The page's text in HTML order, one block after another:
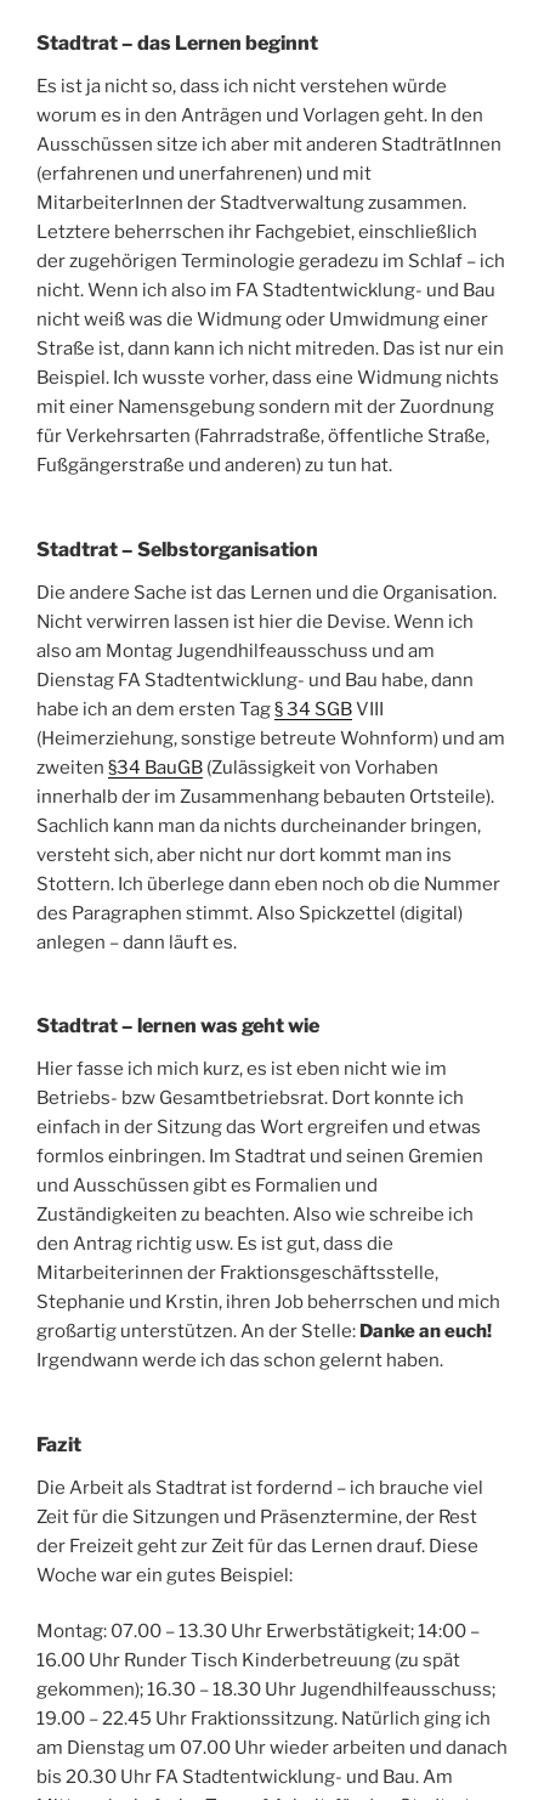
Stadtrat – das Lernen beginnt
Es ist ja nicht so, dass ich nicht verstehen würde
worum es in den Anträgen und Vorlagen geht. In den
Ausschüssen sitze ich aber mit anderen StadträtInnen
(erfahrenen und unerfahrenen) und mit
MitarbeiterInnen der Stadtverwaltung zusammen.
Letztere beherrschen ihr Fachgebiet, einschließlich
der zugehörigen Terminologie geradezu im Schlaf – ich
nicht. Wenn ich also im FA Stadtentwicklung- und Bau
nicht weiß was die Widmung oder Umwidmung einer
Straße ist, dann kann ich nicht mitreden. Das ist nur ein
Beispiel. Ich wusste vorher, dass eine Widmung nichts
mit einer Namensgebung sondern mit der Zuordnung
für Verkehrsarten (Fahrradstraße, öffentliche Straße,
Fußgängerstraße und anderen) zu tun hat.
Stadtrat – Selbstorganisation
Die andere Sache ist das Lernen und die Organisation.
Nicht verwirren lassen ist hier die Devise. Wenn ich
also am Montag Jugendhilfeausschuss und am
Dienstag FA Stadtentwicklung- und Bau habe, dann
habe ich an dem ersten Tag§ 34 SGBVIII
(Heimerziehung, sonstige betreute Wohnform) und am
zweiten §34 BauGB (Zulässigkeit von Vorhaben
innerhalb der im Zusammenhang bebauten Ortsteile).
Sachlich kann man da nichts durcheinander bringen,
versteht sich, aber nicht nur dort kommt man ins
Stottern. Ich überlege dann eben noch ob die Nummer
des Paragraphen stimmt. Also Spickzettel (digital)
anlegen – dann läuft es.
Stadtrat – lernen was geht wie
Hier fasse ich mich kurz, es ist eben nicht wie im
Betriebs- bzw Gesamtbetriebsrat. Dort konnte ich
einfach in der Sitzung das Wort ergreifen und etwas
formlos einbringen. Im Stadtrat und seinen Gremien
und Ausschüssen gibt es Formalien und
Zuständigkeiten zu beachten. Also wie schreibe ich
den Antrag richtig usw. Es ist gut, dass die
Mitarbeiterinnen der Fraktionsgeschäftsstelle,
Stephanie und Krstin, ihren Job beherrschen und mich
großartig unterstützen. An der Stelle: Danke an euch!
Irgendwann werde ich das schon gelernt haben.
Fazit
Die Arbeit als Stadtrat ist fordernd – ich brauche viel
Zeit für die Sitzungen und Präsenztermine, der Rest
der Freizeit geht zur Zeit für das Lernen drauf. Diese
Woche war ein gutes Beispiel:
Montag: 07.00 – 13.30 Uhr Erwerbstätigkeit; 14:00 –
16.00 Uhr Runder Tisch Kinderbetreuung (zu spät
gekommen); 16.30 – 18.30 Uhr Jugendhilfeausschuss;
19.00 – 22.45 Uhr Fraktionssitzung. Natürlich ging ich
am Dienstag um 07.00 Uhr wieder arbeiten und danach
bis 20.30 Uhr FA Stadtentwicklung- und Bau. Am